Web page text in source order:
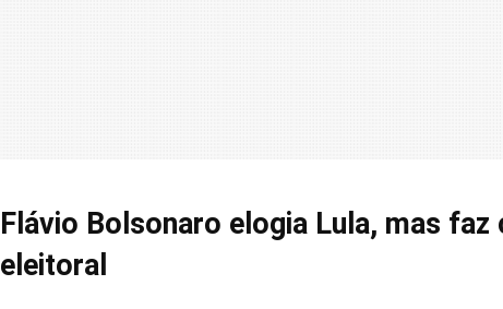
Flávio Bolsonaro elogia Lula, mas
eleitoral